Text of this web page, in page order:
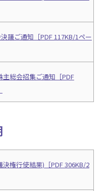
議ご通知［PDF 117KB/1ペー
主総会招集ご通知［PDF
決権行使結果)［PDF 306KB/2